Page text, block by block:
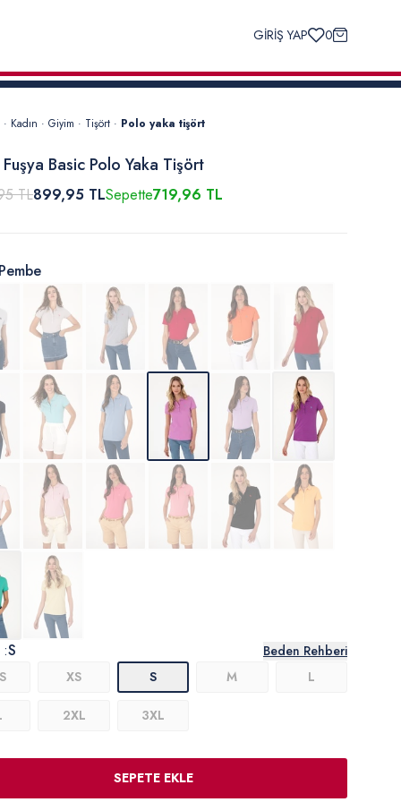
GİRİŞ YAP 0
· Kadın · Giyim · Tişört · Polo yaka tişört
Fuşya Basic Polo Yaka Tişört
TL899,95 TLSepette719,96 TL
S
Beden Rehberi
XS S M L
2XL 3XL
Pembe
SEPETE EKLE